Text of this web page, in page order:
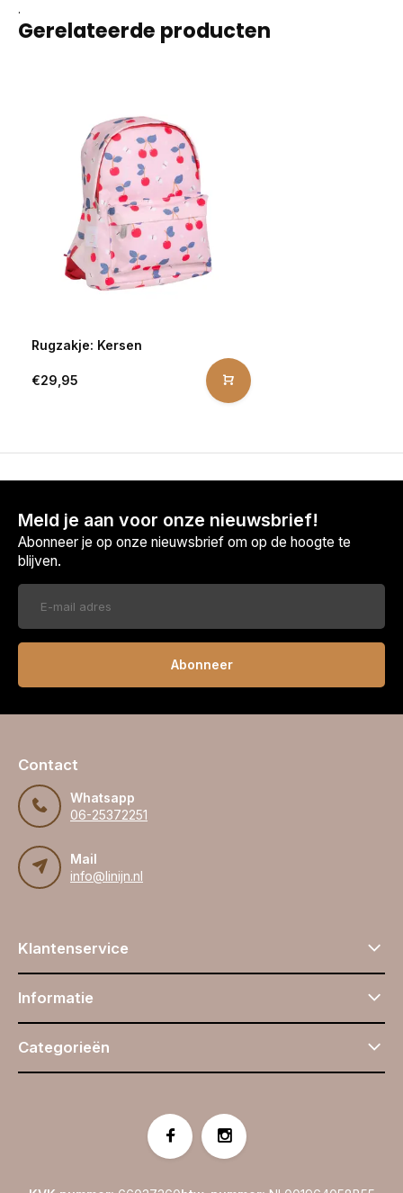
.
Gerelateerde producten
Rugzakje: Kersen
€29,95
Meld je aan voor onze nieuwsbrief!
Abonneer je op onze nieuwsbrief om op de hoogte te
blijven.
Abonneer
Contact
Whatsapp
06-25372251
Mail
info@linijn.nl
Klantenservice
Informatie
Categorieën